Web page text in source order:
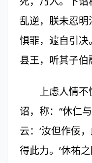
乱逆，朕未忍
惧罪，遽自引
县王，听其子伯
上虑人情不
诏，称：“休仁
云：‘汝但作佞
得此力。’休祐